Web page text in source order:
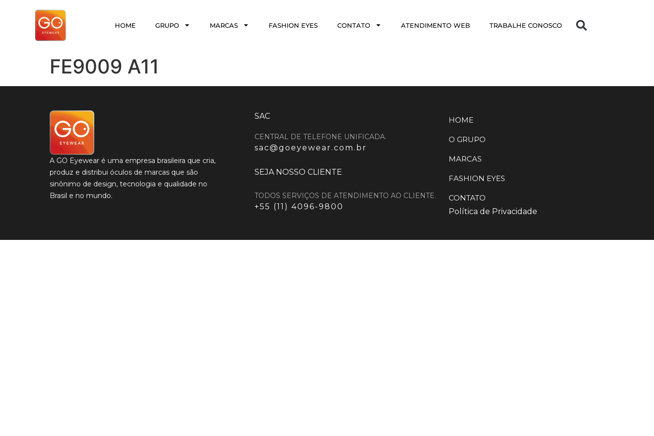
HOME GRUPO MARCAS FASHION EYES CONTATO ATENDIMENTO WEB TRABALHE CONOSCO
FE9009 A11
A GO Eyewear é uma empresa brasileira que cria,
produz e distribui óculos de marcas que são
sinônimo de design, tecnologia e qualidade no
Brasil e no mundo.
SAC
CENTRAL DE TELEFONE UNIFICADA.
sac@goeyewear.com.br
SEJA NOSSO CLIENTE
TODOS SERVIÇOS DE ATENDIMENTO AO CLIENTE.
+55 (11) 4096-9800
HOME
O GRUPO
MARCAS
FASHION EYES
CONTATO
Política de Privacidade